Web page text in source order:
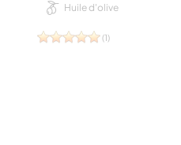
Huile d'olive
(1)